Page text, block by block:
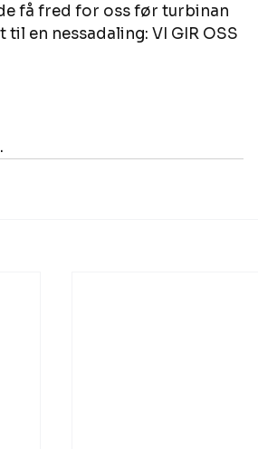
få fred for oss før turbinan
en nessadaling: VI GIR OSS